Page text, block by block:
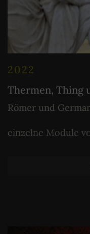
2022
Thermen, Thing
Römer und
einzelne Module